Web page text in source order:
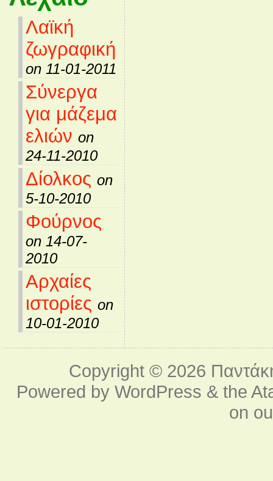
Λαϊκή
ζωγραφική
on 11-01-2011
Σύνεργα
για μάζεμα
ελιών on
24-11-2010
Δίολκος on
5-10-2010
Φούρνος
on 14-07-
2010
Αρχαίες
ιστορίες on
10-01-2010
Copyright © 2026
Powered byWordPress & the
on